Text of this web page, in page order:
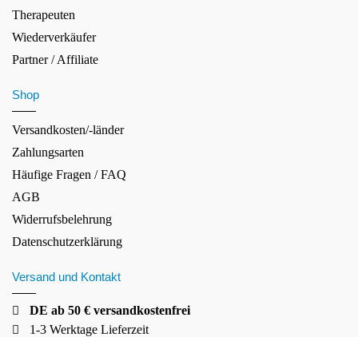
Therapeuten
Wiederverkäufer
Partner / Affiliate
Shop
Versandkosten/-länder
Zahlungsarten
Häufige Fragen / FAQ
AGB
Widerrufsbelehrung
Datenschutzerklärung
Versand und Kontakt
DE ab 50 € versandkostenfrei
1-3 Werktage Lieferzeit